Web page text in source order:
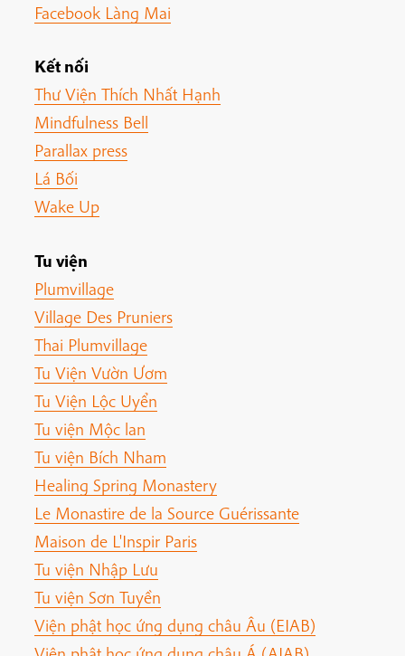
Facebook Làng Mai
Kết nối
Thư Viện Thích Nhất Hạnh
Mindfulness Bell
Parallax press
Lá Bối
Wake Up
Tu viện
Plumvillage
Village Des Pruniers
Thai Plumvillage
Tu Viện Vườn Ươm
Tu Viện Lộc Uyển
Tu viện Mộc lan
Tu viện Bích Nham
Healing Spring Monastery
Le Monastire de la Source Guérissante
Maison de L'Inspir Paris
Tu viện Nhập Lưu
Tu viện Sơn Tuyền
Viện phật học ứng dụng châu Âu (EIAB)